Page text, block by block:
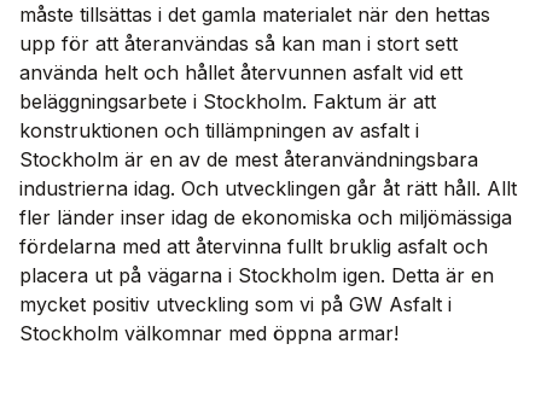
måste tillsättas i det gamla materialet när den hettas
upp för att återanvändas så kan man i stort sett
använda helt och hållet återvunnen asfalt vid ett
beläggningsarbete i Stockholm. Faktum är att
konstruktionen och tillämpningen av asfalt i
Stockholm är en av de mest återanvändningsbara
industrierna idag. Och utvecklingen går åt rätt håll. Allt
fler länder inser idag de ekonomiska och miljömässiga
fördelarna med att återvinna fullt bruklig asfalt och
placera ut på vägarna i Stockholm igen. Detta är en
mycket positiv utveckling som vi på GW Asfalt i
Stockholm välkomnar med öppna armar!